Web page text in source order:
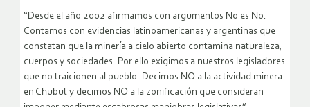
“Desde el año 2002 afirmamos con argumentos No es No.
Contamos con evidencias latinoamericanas y argentinas que
constatan que la minería a cielo abierto contamina naturaleza,
cuerpos y sociedades. Por ello exigimos a nuestros legisladores
que no traicionen al pueblo. Decimos NO a la actividad minera
en Chubut y decimos NO a la zonificación que consideran